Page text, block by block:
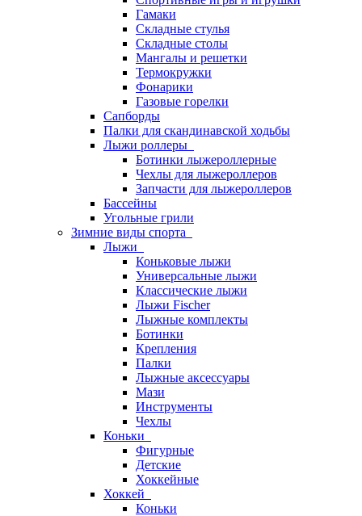
Гамаки
Складные стулья
Складные столы
Мангалы и решетки
Термокружки
Фонарики
Газовые горелки
Сапборды
Палки для скандинавской ходьбы
Лыжи роллеры
Ботинки лыжероллерные
Чехлы для лыжероллеров
Запчасти для лыжероллеров
Бассейны
Угольные грили
Зимние виды спорта
Лыжи
Коньковые лыжи
Универсальные лыжи
Классические лыжи
Лыжи Fischer
Лыжные комплекты
Ботинки
Крепления
Палки
Лыжные аксессуары
Мази
Инструменты
Чехлы
Коньки
Фигурные
Детские
Хоккейные
Хоккей
Коньки